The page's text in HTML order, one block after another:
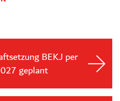
BEKJ per
geplant